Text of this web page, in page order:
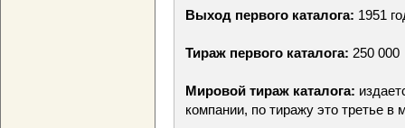
Выход первого каталога: 1951
Тираж первого каталога: 250 000
Мировой тираж каталога:
компании, по тиражу это третье в